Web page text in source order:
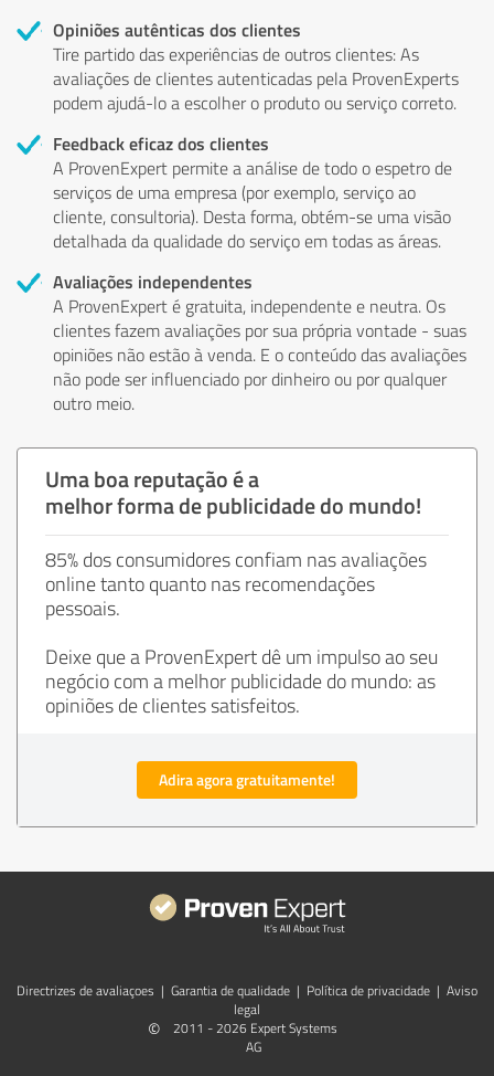
Opiniões autênticas dos clientes
Tire partido das experiências de outros clientes: As
avaliações de clientes autenticadas pela ProvenExperts
podem ajudá-lo a escolher o produto ou serviço correto.
Feedback eficaz dos clientes
A ProvenExpert permite a análise de todo o espetro de
serviços de uma empresa (por exemplo, serviço ao
cliente, consultoria). Desta forma, obtém-se uma visão
detalhada da qualidade do serviço em todas as áreas.
Avaliações independentes
A ProvenExpert é gratuita, independente e neutra. Os
clientes fazem avaliações por sua própria vontade - suas
opiniões não estão à venda. E o conteúdo das avaliações
não pode ser influenciado por dinheiro ou por qualquer
outro meio.
Uma boa reputação é a
melhor forma de publicidade do mundo!
85% dos consumidores confiam nas avaliações
online tanto quanto nas recomendações
pessoais.
Deixe que a ProvenExpert dê um impulso ao seu
negócio com a melhor publicidade do mundo: as
opiniões de clientes satisfeitos.
Adira agora gratuitamente!
Directrizes de avaliaçoes | Garantia de qualidade | Política de privacidade | Aviso
legal
©
2011 - 2026 Expert Systems
AG